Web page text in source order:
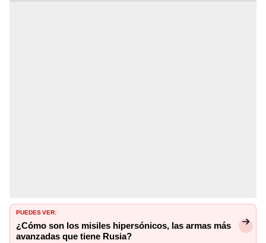
PUEDES VER:
¿Cómo son los misiles hipersónicos, las armas más
avanzadas que tiene Rusia?